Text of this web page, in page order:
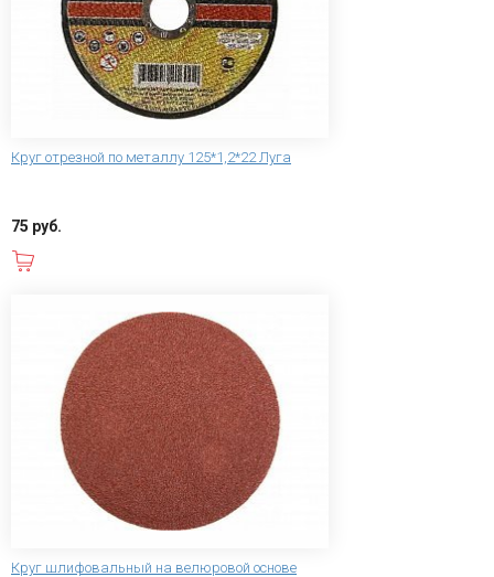
Круг отрезной по металлу 125*1,2*22 Луга
75 руб.
Круг шлифовальный на велюровой основе